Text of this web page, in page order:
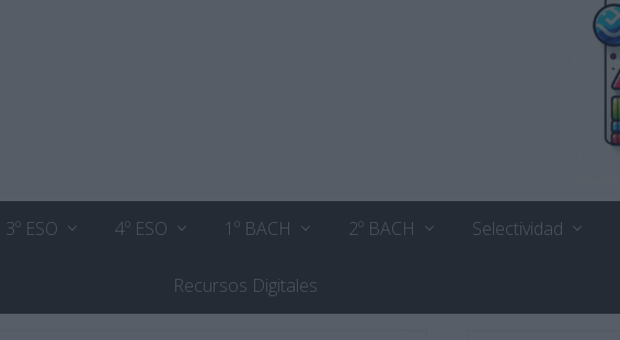
3º ESO 4º ESO 1º BACH 2º BACH Selectividad
Recursos Digitales